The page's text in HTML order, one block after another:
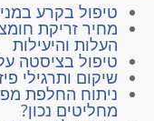
טיפול בקרע
מחיר זריקת
העלות והיעילות
טיפול בציסטה
שיקום ותרגילי
ניתוח החלפת
מחליטים נכון?